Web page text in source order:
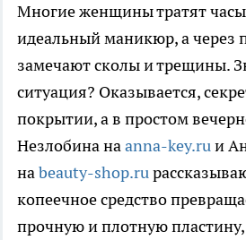
Многие женщины тратят часы
идеальный маникюр, а через
замечают сколы и трещины.
ситуация? Оказывается,
покрытии, а в простом
Незлобина наanna-key.ruи
наbeauty-shop.ru
копеечное средство
прочную и плотную